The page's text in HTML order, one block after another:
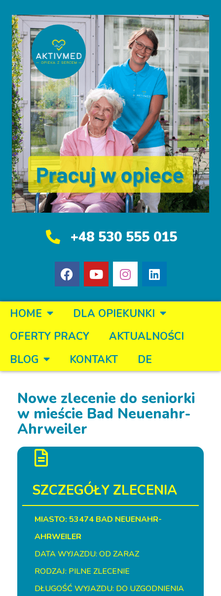
+48 530 555 015
HOME
DLA OPIEKUNKI
OFERTY PRACY
AKTUALNOŚCI
BLOG
KONTAKT DE
Nowe zlecenie do seniorki
w mieście Bad Neuenahr-
Ahrweiler
SZCZEGÓŁY ZLECENIA
MIASTO: 53474 BAD NEUENAHR-
AHRWEILER
DATA WYJAZDU: OD ZARAZ
RODZAJ: PILNE ZLECENIE
DŁUGOŚĆ WYJAZDU: DO UZGODNIENIA